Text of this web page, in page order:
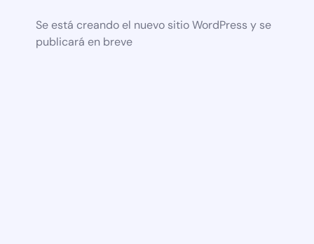
Se está creando el nuevo sitio WordPress y se
publicará en breve